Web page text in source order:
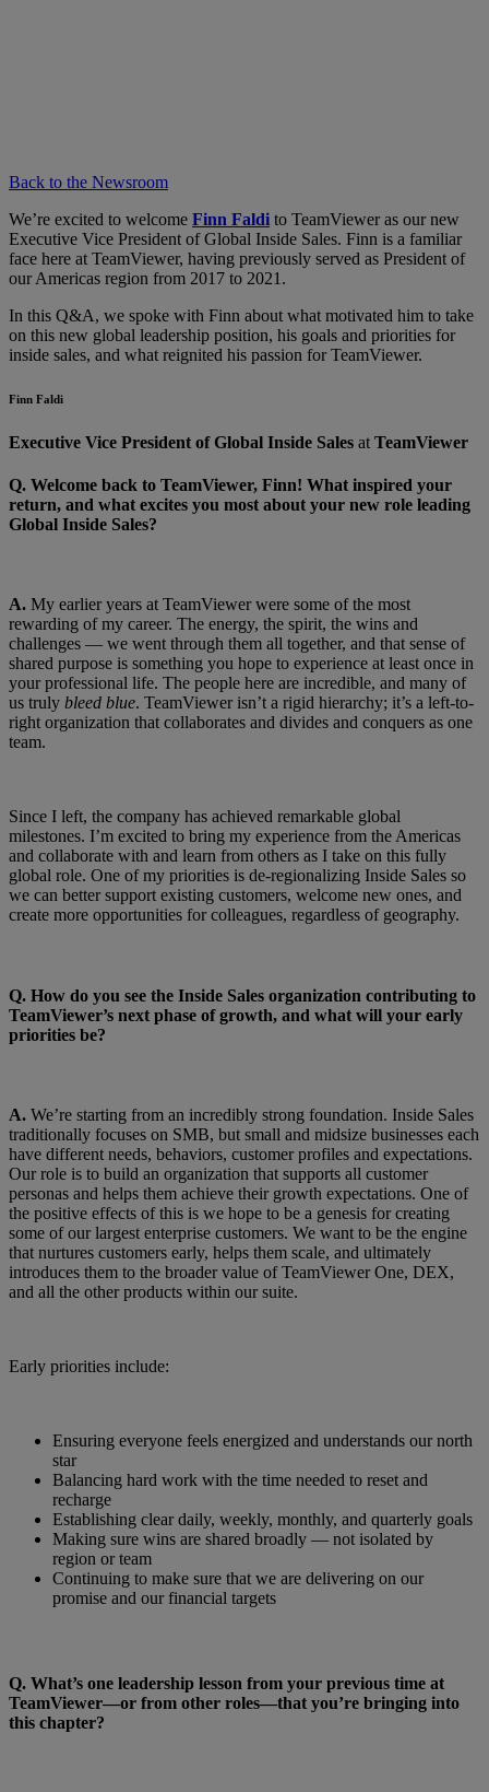
Back to the Newsroom
We’re excited to welcome Finn Faldi to TeamViewer as our new
Executive Vice President of Global Inside Sales. Finn is a familiar
face here at TeamViewer, having previously served as President of
our Americas region from 2017 to 2021.
In this Q&A, we spoke with Finn about what motivated him to take
on this new global leadership position, his goals and priorities for
inside sales, and what reignited his passion for TeamViewer.
Finn Faldi
Executive Vice President of Global Inside Sales at TeamViewer
Q. Welcome back to TeamViewer, Finn! What inspired your
return, and what excites you most about your new role leading
Global Inside Sales?
A. My earlier years at TeamViewer were some of the most
rewarding of my career. The energy, the spirit, the wins and
challenges — we went through them all together, and that sense of
shared purpose is something you hope to experience at least once in
your professional life. The people here are incredible, and many of
us truly bleed blue. TeamViewer isn’t a rigid hierarchy; it’s a left-to-
right organization that collaborates and divides and conquers as one
team.
Since I left, the company has achieved remarkable global
milestones. I’m excited to bring my experience from the Americas
and collaborate with and learn from others as I take on this fully
global role. One of my priorities is de-regionalizing Inside Sales so
we can better support existing customers, welcome new ones, and
create more opportunities for colleagues, regardless of geography.
Q. How do you see the Inside Sales organization contributing to
TeamViewer’s next phase of growth, and what will your early
priorities be?
A. We’re starting from an incredibly strong foundation. Inside Sales
traditionally focuses on SMB, but small and midsize businesses each
have different needs, behaviors, customer profiles and expectations.
Our role is to build an organization that supports all customer
personas and helps them achieve their growth expectations. One of
the positive effects of this is we hope to be a genesis for creating
some of our largest enterprise customers. We want to be the engine
that nurtures customers early, helps them scale, and ultimately
introduces them to the broader value of TeamViewer One, DEX,
and all the other products within our suite.
Early priorities include:
Ensuring everyone feels energized and understands our north
star
Balancing hard work with the time needed to reset and
recharge
Establishing clear daily, weekly, monthly, and quarterly goals
Making sure wins are shared broadly — not isolated by
region or team
Continuing to make sure that we are delivering on our
promise and our financial targets
Q. What’s one leadership lesson from your previous time at
TeamViewer—or from other roles—that you’re bringing into
this chapter?